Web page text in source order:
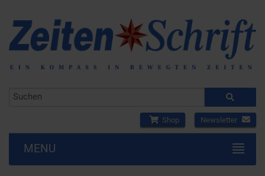
Shop Newsletter
MENU